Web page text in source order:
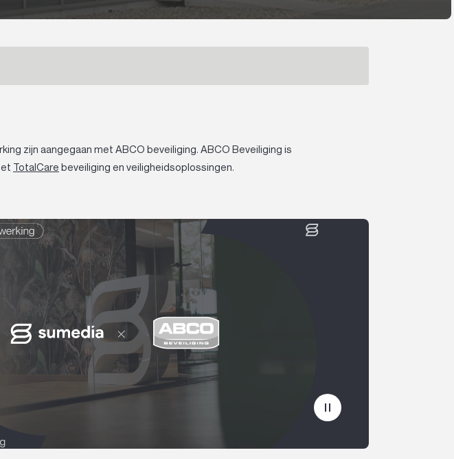
zijn aangegaan met ABCO beveiliging. ABCO Beveiliging is
TotalCare beveiliging en veiligheidsoplossingen.